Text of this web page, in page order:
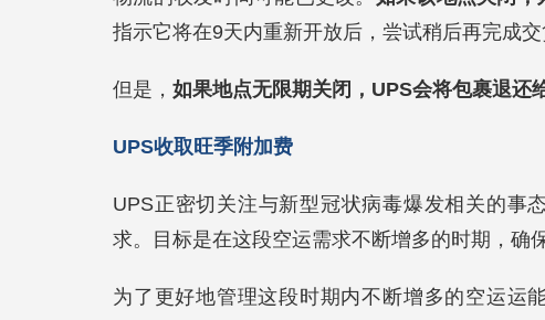
指示它将在9天内重新开放后，尝试稍后再完成交
但是， 如果地点无限期关闭，UPS会将包裹退还
UPS收取旺季附加费
UPS正密切关注与新型冠状病毒爆发相关的事
求。目标是在这段空运需求不断增多的时期，确
为了更好地管理这段时期内不断增多的空运运